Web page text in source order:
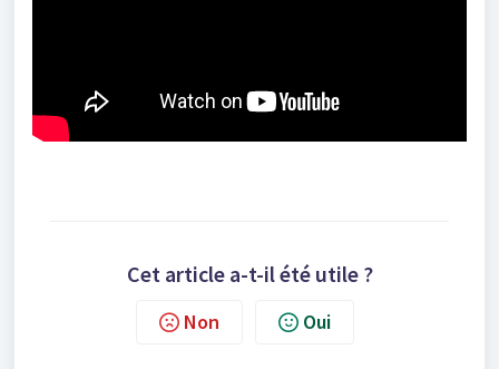
Cet article a-t-il été utile ?
Non Oui